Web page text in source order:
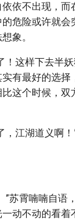
依不出现，
危险或许就会
象。
！这样下去半
有最好的选择
这个时候，双
，江湖道义啊
”苏霄喃喃自语
动不动的看着